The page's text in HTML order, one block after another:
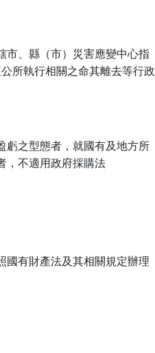
市、縣（市）災害應變中心指
所執行相關之命其離去等行政
虧之型態者，就國有及地方所
，不適用政府採購法
國有財產法及其相關規定辦理